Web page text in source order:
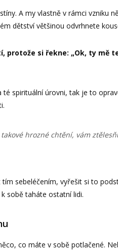
A my vlastně v rámci vzniku
dětství většinou odvrhnete
protože si řekne: „Ok, ty mě
spirituální úrovni, tak je to
hrozné chtění, vám
sebeléčením, vyřešit si to
sobě taháte ostatní lidi.
co máte v sobě potlačené.